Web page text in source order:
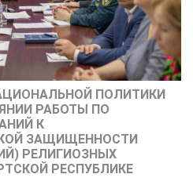
ПОЛИТИКИ
РАБОТЫ ПО
К
ЗАЩИЩЕННОСТИ
РЕЛИГИОЗНЫХ
РЕСПУБЛИКЕ